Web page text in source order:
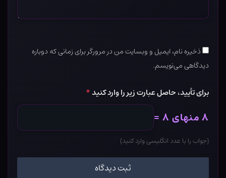
ذخیره نام، ایمیل و وبسایت من در مرورگر برای زمانی که دوباره
دیدگاهی می‌نویسم.
برای تأیید، حاصل عبارت زیر را وارد کنید*
۸ منهای ۸ =
(جواب را با عدد انگلیسی وارد کنید)